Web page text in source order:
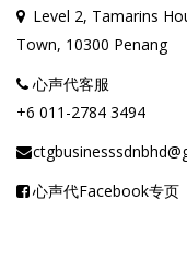
Level 2, Tamarins
Town, 10300 Penang
心声代客服
+6 011-2784 3494
心声代Facebook专页